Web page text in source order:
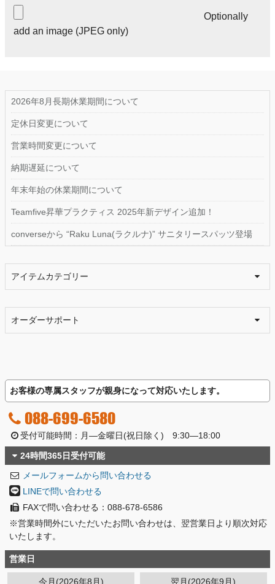
Optionally
add an image (JPEG only)
2026年8月長期休業期間について
定休日変更について
営業時間変更について
納期遅延について
年末年始の休業期間について
Teamfive昇華プラクティス 2025年新デザイン追加！
converseから “Raku Luna(ラクルナ)” サニタリースパッツ登場
アイテムカテゴリー
オーダーサポート
お客様の専属スタッフが親身になって対応いたします。
088-699-6580
受付可能時間：月―金曜日(祝日除く) 9:30―18:00
24時間365日受付可能
メールフォームから問い合わせる
LINEで問い合わせる
FAXで問い合わせる：088-678-6586
※営業時間外にいただいたお問い合わせは、翌営業日より順次対応
いたします。
営業日
今月(2026年8月) 翌月(2026年9月)